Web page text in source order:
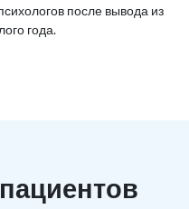
после вывода из
года.